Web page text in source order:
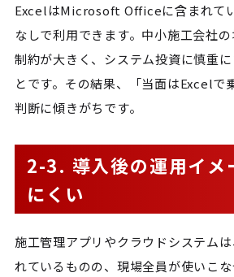
ExcelはMicrosoft Officeに含まれて
なしで利用できます。中小施工会社
制約が大きく、システム投資に慎重
とです。その結果、「当面はExcelで
判断に傾きがちです。
2-3. 導入後の運用イメ
にくい
施工管理アプリやクラウドシステム
れているものの、現場全員が使いこ